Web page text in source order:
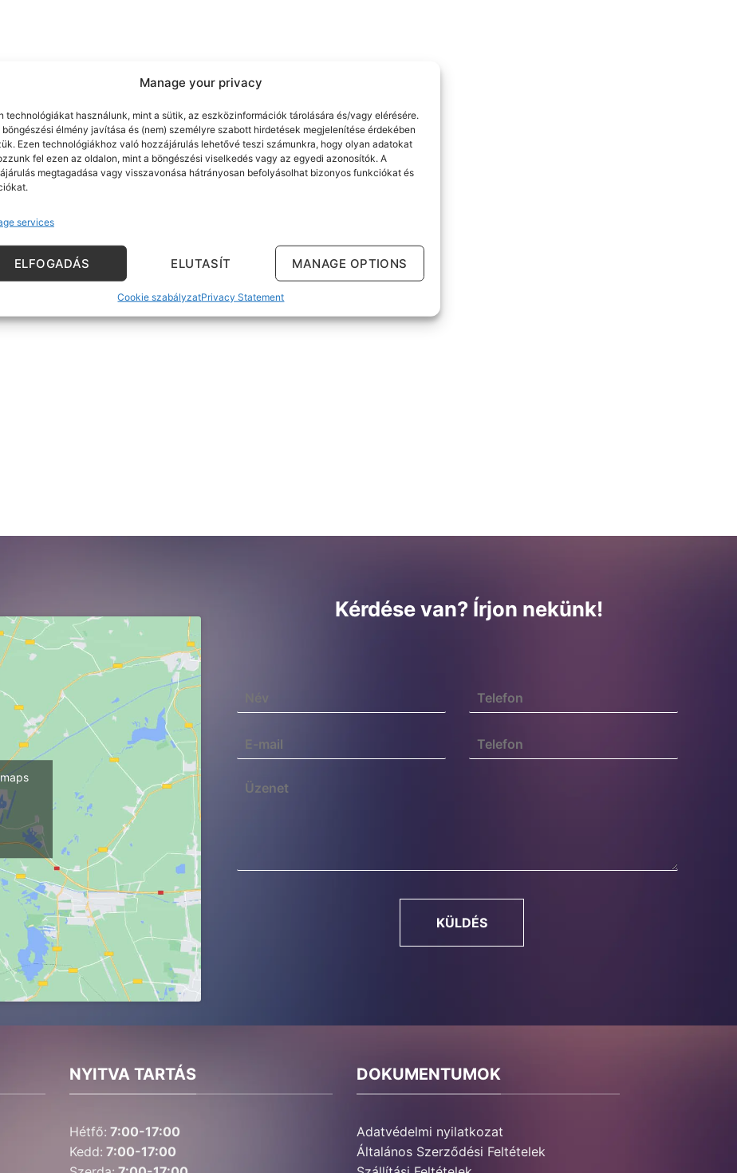
Manage your privacy
technológiákat használunk, mint a sütik, az eszközinformációk tárolására és/vagy elérésére.
böngészési élmény javítása és (nem) személyre szabott hirdetések megjelenítése érdekében
Ezen technológiákhoz való hozzájárulás lehetővé teszi számunkra, hogy olyan adatokat
fel ezen az oldalon, mint a böngészési viselkedés vagy az egyedi azonosítók. A
megtagadása vagy visszavonása hátrányosan befolyásolhat bizonyos funkciókat és
services
ELFOGADÁS ELUTASÍT MANAGE OPTIONS
Cookie szabályzatPrivacy Statement
Kérdése van? Írjon nekünk!
KÜLDÉS
NYITVA TARTÁS
Hétfő: 7:00-17:00
Kedd: 7:00-17:00
DOKUMENTUMOK
Adatvédelmi nyilatkozat
Általános Szerződési Feltételek